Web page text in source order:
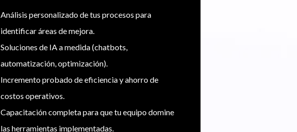
Análisis personalizado de tus procesos para
identificar áreas de mejora.
Soluciones de IA a medida (chatbots,
automatización, optimización).
Incremento probado de eficiencia y ahorro de
costos operativos.
Capacitación completa para que tu equipo domine
las herramientas implementadas.